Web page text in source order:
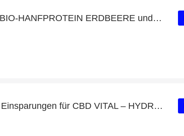
Kaufen Sie BIO-HANFPROTEIN ERDBEERE und erhalten Sie 27% Rabatt
Zusätzliche Einsparungen für CBD VITAL – HYDRACALM ANTI-AGING-PFLEGE plus zusätzliche 82-Angebote